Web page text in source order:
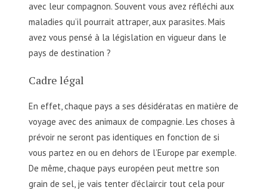
avec leur compagnon. Souvent vous avez réfléchi aux
maladies qu’il pourrait attraper, aux parasites. Mais
avez vous pensé à la législation en vigueur dans le
pays de destination ?
Cadre légal
En effet, chaque pays a ses désidératas en matière de
voyage avec des animaux de compagnie. Les choses à
prévoir ne seront pas identiques en fonction de si
vous partez en ou en dehors de l’Europe par exemple.
De même, chaque pays européen peut mettre son
grain de sel, je vais tenter d’éclaircir tout cela pour